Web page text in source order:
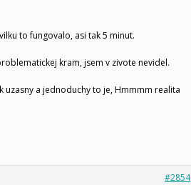
to fungovalo, asi tak 5 minut.
kram, jsem v zivote nevidel.
uzasny a jednoduchy to je, Hmmmm realita
#2854